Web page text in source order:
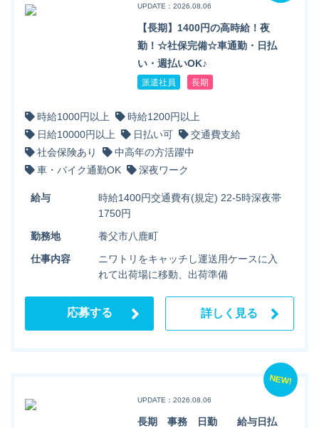
UPDATE：2026.08.06
【長期】1400円の高時給！夜
勤！☆社保完備☆車通勤・日払
い・週払いOK♪
派遣社員 長期
時給1000円以上
時給1200円以上
日給10000円以上
日払い可
交通費支給
社会保険あり
中高年の方活躍中
車・バイク通勤OK
深夜ワーク
給与
時給1400円交通費有(規定) 22-5時深夜帯
1750円
勤務地
養父市八鹿町
仕事内容
ニワトリをキャッチし運送用ケースに入
れて出荷場に移動、出荷準備
応募する 詳しく見る
NEW!
UPDATE：2026.08.06
長期 事務 日勤 給与日払